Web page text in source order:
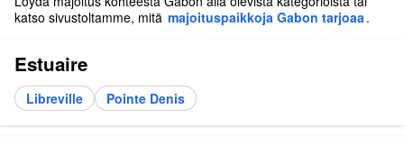
katso sivustoltamme, mitä majoituspaikkoja Gabon tarjoaa .
Estuaire
Libreville Pointe Denis